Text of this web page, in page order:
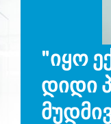
"იყო
დიდი